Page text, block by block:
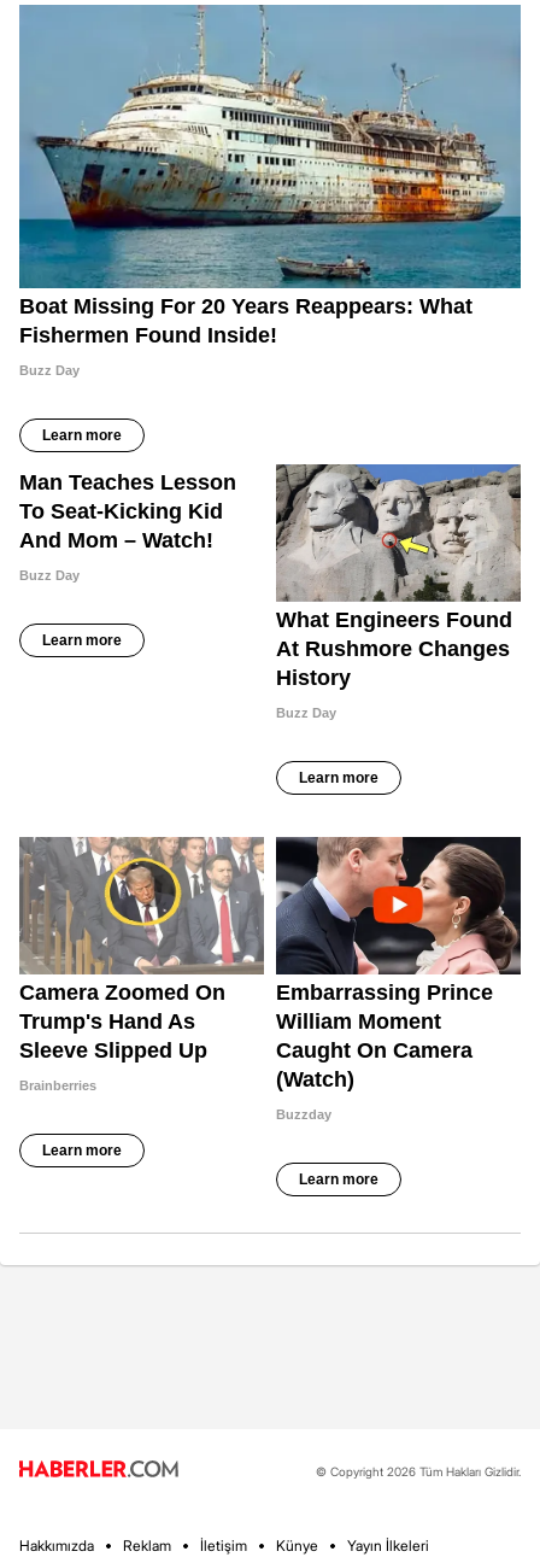
© Copyright 2026 Tüm Hakları Gizlidir.
Hakkımızda Reklam İletişim Künye Yayın İlkeleri